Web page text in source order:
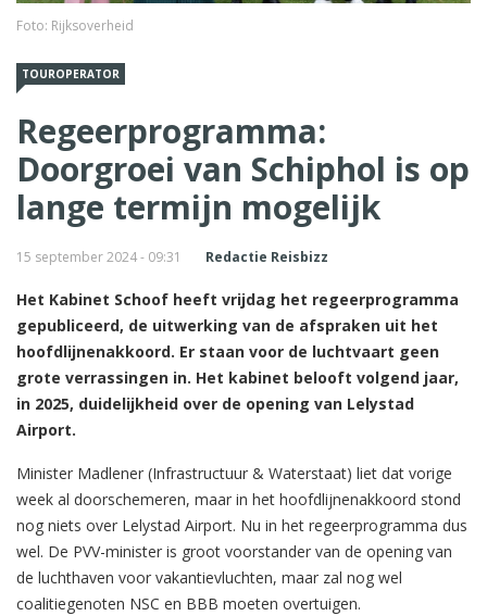
Foto: Rijksoverheid
TOUROPERATOR
Regeerprogramma:
Doorgroei van Schiphol is op
lange termijn mogelijk
15 september 2024 - 09:31 Redactie Reisbizz
Het Kabinet Schoof heeft vrijdag het regeerprogramma
gepubliceerd, de uitwerking van de afspraken uit het
hoofdlijnenakkoord. Er staan voor de luchtvaart geen
grote verrassingen in. Het kabinet belooft volgend jaar,
in 2025, duidelijkheid over de opening van Lelystad
Airport.
Minister Madlener (Infrastructuur & Waterstaat) liet dat vorige
week al doorschemeren, maar in het hoofdlijnenakkoord stond
nog niets over Lelystad Airport. Nu in het regeerprogramma dus
wel. De PVV-minister is groot voorstander van de opening van
de luchthaven voor vakantievluchten, maar zal nog wel
coalitiegenoten NSC en BBB moeten overtuigen.